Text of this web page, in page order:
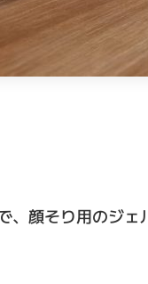
、顔そり用のジ